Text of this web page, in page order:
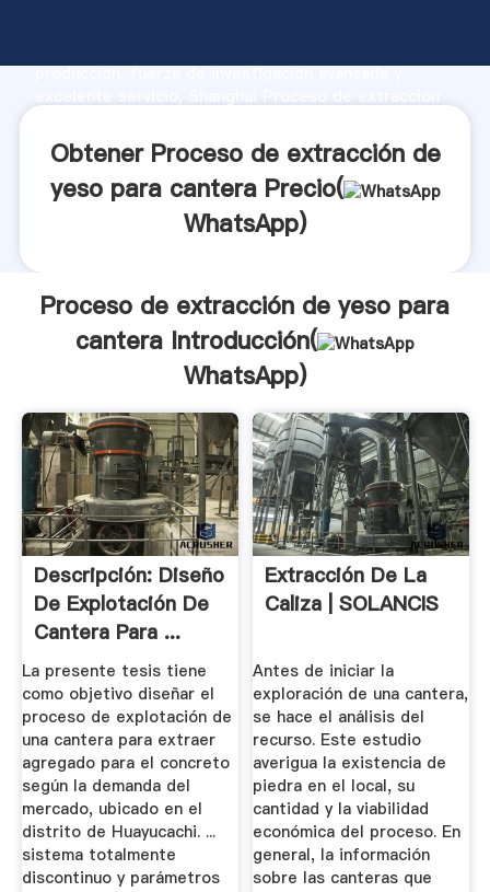
producción, fuerza de investigación avanzada y
aporta valores a todos los clientes.
Obtener Proceso de extracción de
yeso para cantera Precio(
WhatsApp)
Proceso de extracción de yeso para
cantera Introducción(
WhatsApp)
Descripción: Diseño
De Explotación De
Cantera Para ...
La presente tesis tiene
como objetivo diseñar el
proceso de explotación de
una cantera para extraer
agregado para el concreto
según la demanda del
mercado, ubicado en el
distrito de Huayucachi. ...
sistema totalmente
discontinuo y parámetros
Extracción De La
Caliza | SOLANCIS
Antes de iniciar la
exploración de una cantera,
se hace el análisis del
recurso. Este estudio
averigua la existencia de
piedra en el local, su
cantidad y la viabilidad
económica del proceso. En
general, la información
sobre las canteras que